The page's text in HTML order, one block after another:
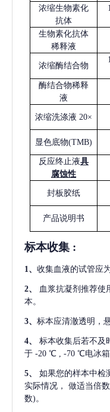
浓缩生物素化
抗体
生物素化抗体
稀释液
浓缩酶结合物
酶结合物稀释
液
浓缩洗涤液 20×
显色底物(TMB)
反应终止液具
腐蚀性
封板胶纸
产品说明书
标本收集 :
1 、 收集血液的试管应
2、 血浆抗凝剂推荐使
本。
3、 标本应清澈透明，
4、
标本收集后若不及
于 -20 ℃ , -70 ℃电冰箱
5、
如果您的样本中检
实际情况，
做适当倍
数)。